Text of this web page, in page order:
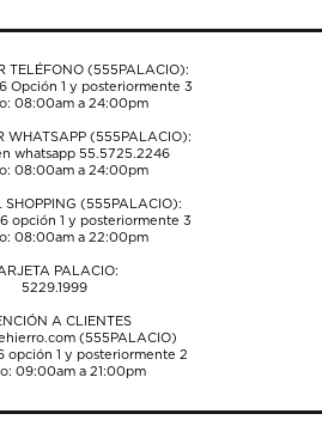
TELÉFONO (555PALACIO):
Opción 1 y posteriormente 3
08:00am a 24:00pm
WHATSAPP (555PALACIO):
whatsapp 55.5725.2246
08:00am a 24:00pm
SHOPPING (555PALACIO):
opción 1 y posteriormente 3
08:00am a 22:00pm
PALACIO:
5229.1999
A CLIENTES
(555PALACIO)
opción 1 y posteriormente 2
09:00am a 21:00pm